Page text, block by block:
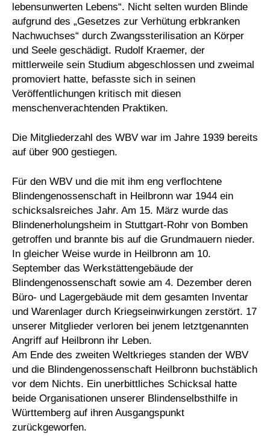
lebensunwerten Lebens“. Nicht selten wurden Blinde
aufgrund des „Gesetzes zur Verhütung erbkranken
Nachwuchses“ durch Zwangssterilisation an Körper
und Seele geschädigt. Rudolf Kraemer, der
mittlerweile sein Studium abgeschlossen und zweimal
promoviert hatte, befasste sich in seinen
Veröffentlichungen kritisch mit diesen
menschenverachtenden Praktiken.
Die Mitgliederzahl des WBV war im Jahre 1939 bereits
auf über 900 gestiegen.
Für den WBV und die mit ihm eng verflochtene
Blindengenossenschaft in Heilbronn war 1944 ein
schicksalsreiches Jahr. Am 15. März wurde das
Blindenerholungsheim in Stuttgart-Rohr von Bomben
getroffen und brannte bis auf die Grundmauern nieder.
In gleicher Weise wurde in Heilbronn am 10.
September das Werkstättengebäude der
Blindengenossenschaft sowie am 4. Dezember deren
Büro- und Lagergebäude mit dem gesamten Inventar
und Warenlager durch Kriegseinwirkungen zerstört. 17
unserer Mitglieder verloren bei jenem letztgenannten
Angriff auf Heilbronn ihr Leben.
Am Ende des zweiten Weltkrieges standen der WBV
und die Blindengenossenschaft Heilbronn buchstäblich
vor dem Nichts. Ein unerbittliches Schicksal hatte
beide Organisationen unserer Blindenselbsthilfe in
Württemberg auf ihren Ausgangspunkt
zurückgeworfen.